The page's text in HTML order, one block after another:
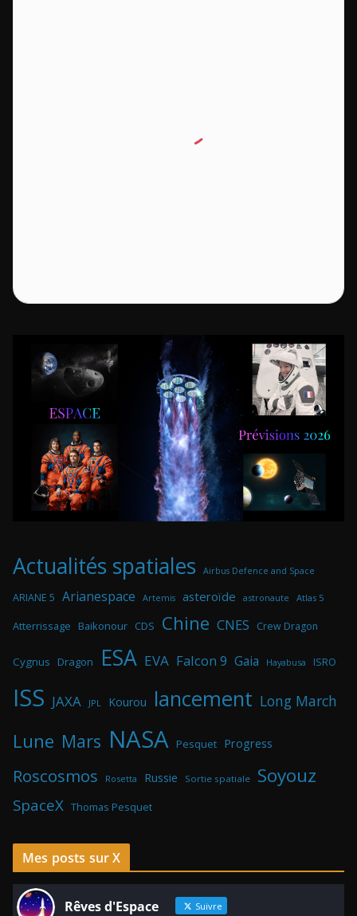
Actualités spatiales Airbus Defence and Space
ARIANE 5 Arianespace Artemis asteroïde astronaute Atlas 5
Atterrissage Baikonour CDS Chine CNES Crew Dragon
Cygnus Dragon ESA EVA Falcon 9 Gaia Hayabusa ISRO
ISS JAXA JPL Kourou lancement Long March
Lune Mars NASA Pesquet Progress
Roscosmos Rosetta Russie Sortie spatiale Soyouz
SpaceX Thomas Pesquet
Mes posts sur X
Rêves d'Espace Suivre